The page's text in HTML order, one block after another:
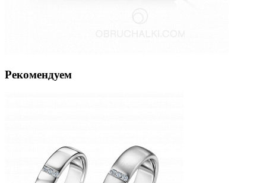
Рекомендуем